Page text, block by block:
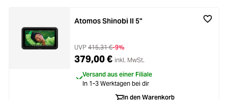
Loading...Bildbearbeitung
Ferngläser
Atomos Shinobi II 5"
UVP 415,31 €-9%
379,00 € inkl. MwSt.
Versand aus einer Filiale
In 1-3 Werktagen bei dir
In den Warenkorb